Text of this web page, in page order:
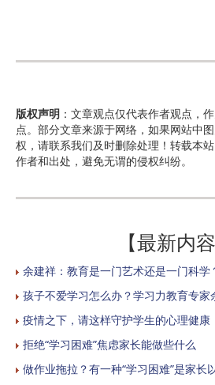
版权声明 ：文章观点仅代表作者观点，
点。部分文章来源于网络，如果网站中
权，请联系我们及时删除处理！转载本站
作者和出处，避免无谓的侵权纠纷。
【最新内容
余建祥：教育是一门艺术还是一门科学
孩子不爱学习怎么办？学习力教育专家
疫情之下，请这样守护学生的心理健康
拒绝“学习困难”焦虑家长能做些什么
做作业拖拉？有一种“学习困难”是家长